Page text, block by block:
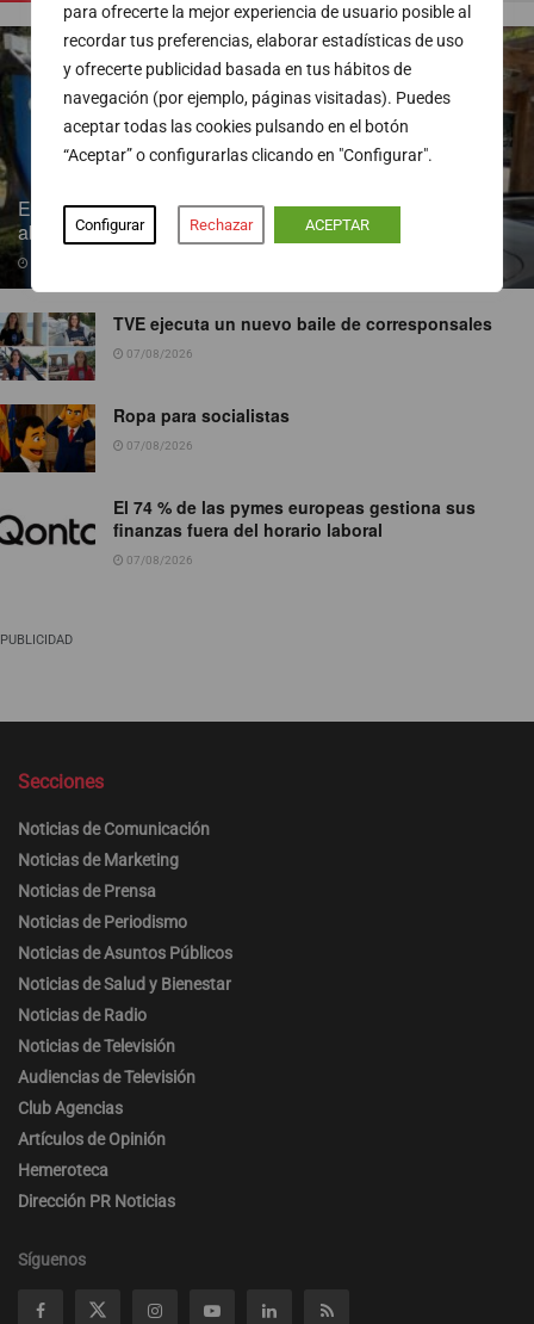
para ofrecerte la mejor experiencia de usuario posible al
recordar tus preferencias, elaborar estadísticas de uso
y ofrecerte publicidad basada en tus hábitos de
navegación (por ejemplo, páginas visitadas). Puedes
aceptar todas las cookies pulsando en el botón
“Aceptar” o configurarlas clicando en "Configurar".
Configurar Rechazar ACEPTAR
Endesa pone a disposición más de 300 puntos de recarga
abiertos al público
TVE ejecuta un nuevo baile de corresponsales
07/08/2026
Ropa para socialistas
07/08/2026
El 74 % de las pymes europeas gestiona sus
finanzas fuera del horario laboral
07/08/2026
PUBLICIDAD
Secciones
Noticias de Comunicación
Noticias de Marketing
Noticias de Prensa
Noticias de Periodismo
Noticias de Asuntos Públicos
Noticias de Salud y Bienestar
Noticias de Radio
Noticias de Televisión
Audiencias de Televisión
Club Agencias
Artículos de Opinión
Hemeroteca
Dirección PR Noticias
Síguenos